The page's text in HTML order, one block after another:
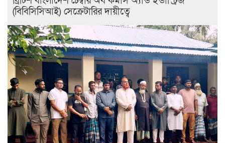
(বিবিসিসিআই) সেক্রেটারির দায়ীত্বে